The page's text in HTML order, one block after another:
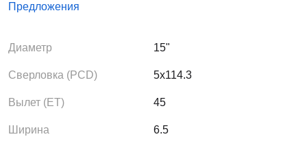
Предложения
Диаметр 15"
Сверловка (PCD) 5x114.3
Вылет (ЕТ) 45
Ширина 6.5